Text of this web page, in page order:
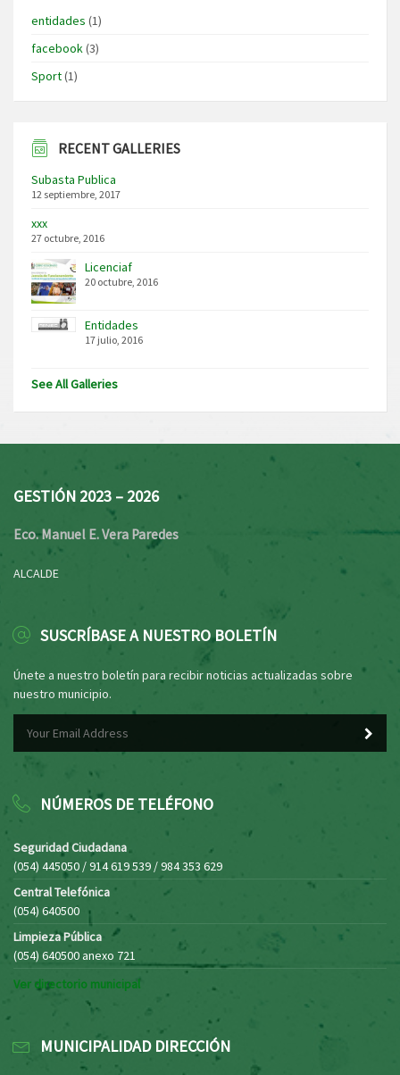
entidades (1)
facebook(3)
Sport(1)
RECENT GALLERIES
Subasta Publica
12 septiembre, 2017
xxx
27 octubre, 2016
Licenciaf
20 octubre, 2016
Entidades
17 julio, 2016
See All Galleries
GESTIÓN 2023 – 2026
Eco. Manuel E. Vera Paredes
ALCALDE
SUSCRÍBASE A NUESTRO BOLETÍN
Únete a nuestro boletín para recibir noticias actualizadas sobre
nuestro municipio.
NÚMEROS DE TELÉFONO
Seguridad Ciudadana
(054) 445050 / 914 619 539 / 984 353 629
Central Telefónica
(054) 640500
Limpieza Pública
(054) 640500 anexo 721
Ver directorio municipal
MUNICIPALIDAD DIRECCIÓN